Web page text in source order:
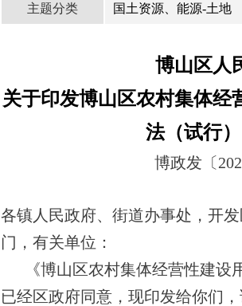
主题分类 国土资源、能源-土地
博山区人
关于印发博山区农村集体经
法（试行
博政发〔
各镇人民政府、街道办事处，开
门，有关单位：
《博山区农村集体经营性建
已经区政府同意，现印发给你们